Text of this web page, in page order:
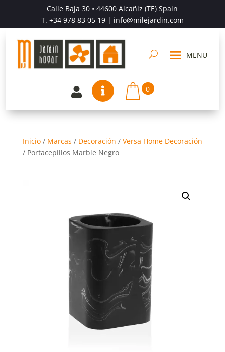
Calle Baja 30 • 44600 Alcañiz (TE) Spain
T. +34 978 83 05 19| info@milejardin.com
  0
Inicio/ Marcas / Decoración / Versa Home Decoración
/ Portacepillos Marble Negro